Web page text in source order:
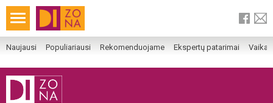
Naujausi Populiariausi Rekomenduojame Ekspertų patarimai